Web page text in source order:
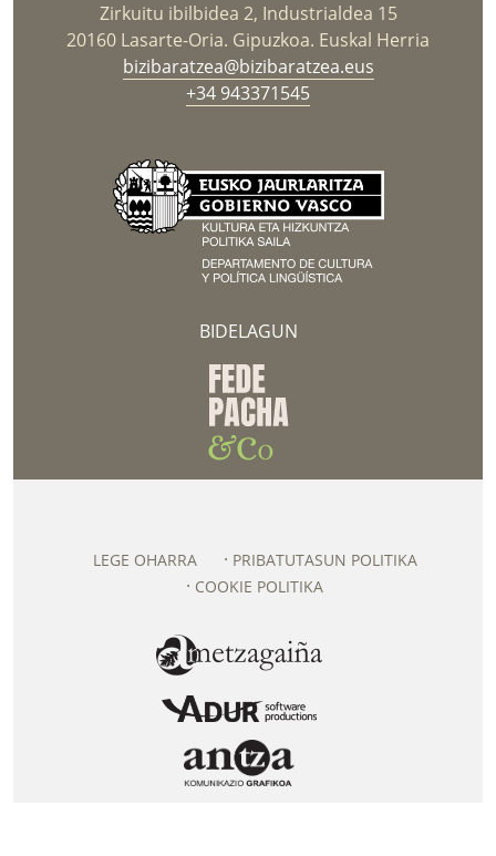
Zirkuitu ibilbidea 2, Industrialdea 15
20160 Lasarte-Oria. Gipuzkoa. Euskal Herria
bizibaratzea@bizibaratzea.eus
+34 943371545
BIDELAGUN
LEGE OHARRA
PRIBATUTASUN POLITIKA
COOKIE POLITIKA